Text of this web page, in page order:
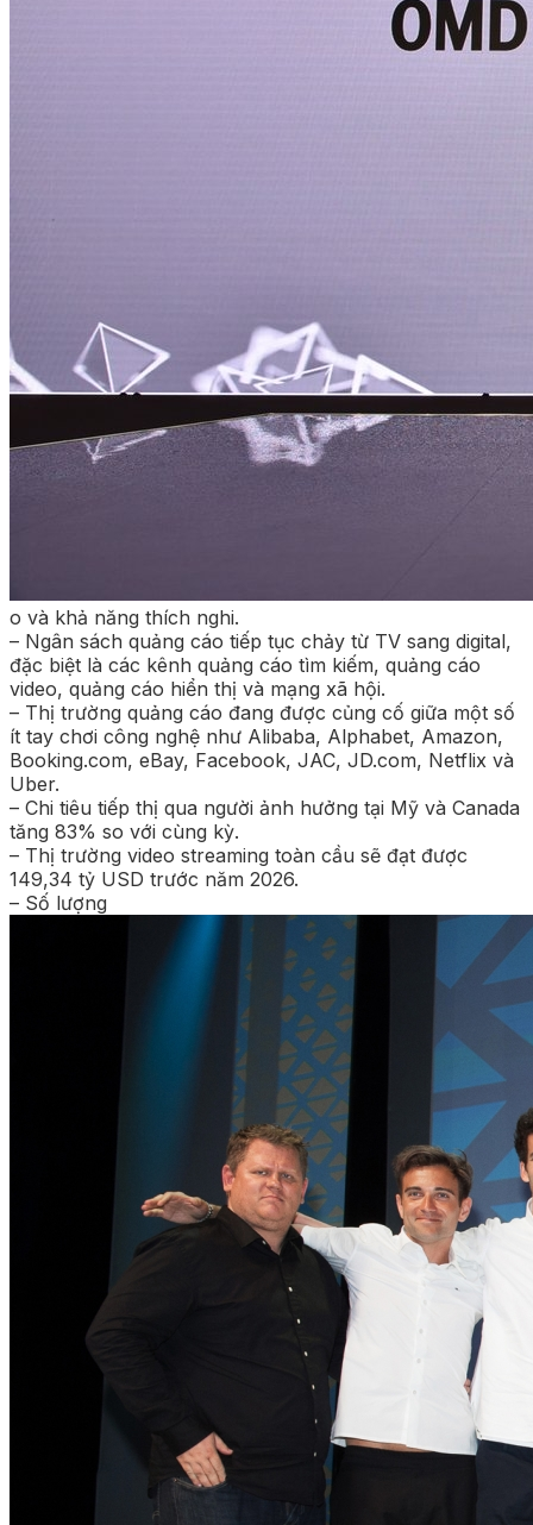
o và khả năng thích nghi.
– Ngân sách quảng cáo tiếp tục chảy từ TV sang digital,
đặc biệt là các kênh quảng cáo tìm kiếm, quảng cáo
video, quảng cáo hiển thị và mạng xã hội.
– Thị trường quảng cáo đang được củng cố giữa một số
ít tay chơi công nghệ như Alibaba, Alphabet, Amazon,
Booking.com, eBay, Facebook, JAC, JD.com, Netflix và
Uber.
– Chi tiêu tiếp thị qua người ảnh hưởng tại Mỹ và Canada
tăng 83% so với cùng kỳ.
– Thị trường video streaming toàn cầu sẽ đạt được
149,34 tỷ USD trước năm 2026.
– Số lượng